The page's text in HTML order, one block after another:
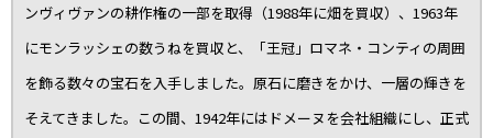
ンヴィヴァンの耕作権の一部を取得（1988年に畑を買収）、1963年
にモンラッシェの数うねを買収と、「王冠」ロマネ・コンティの周囲
を飾る数々の宝石を入手しました。原石に磨きをかけ、一層の輝きを
そえてきました。この間、1942年にはドメーヌを会社組織にし、正式